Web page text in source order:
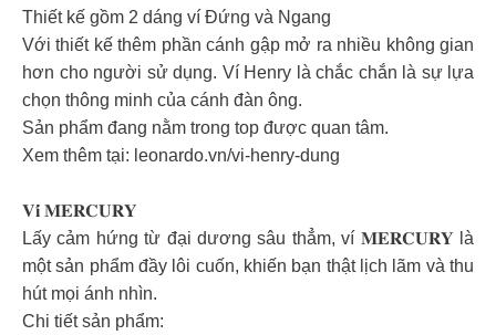
Thiết kế gồm 2 dáng ví Đứng và Ngang
Với thiết kế thêm phần cánh gập mở ra nhiều không gian
hơn cho người sử dụng. Ví Henry là chắc chắn là sự lựa
chọn thông minh của cánh đàn ông.
Sản phẩm đang nằm trong top được quan tâm.
Xem thêm tại: leonardo.vn/vi-henry-dung
𝐕𝐢́ 𝐌𝐄𝐑𝐂𝐔𝐑𝐘
Lấy cảm hứng từ đại dương sâu thẳm, ví 𝐌𝐄𝐑𝐂𝐔𝐑𝐘 là
một sản phẩm đầy lôi cuốn, khiến bạn thật lịch lãm và thu
hút mọi ánh nhìn.
Chi tiết sản phẩm: